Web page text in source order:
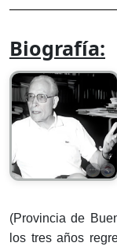
Biografía:
(Provincia de
los tres años